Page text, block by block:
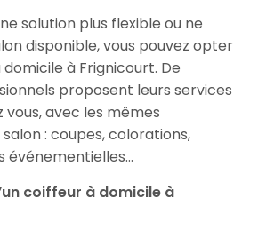
solution plus flexible ou ne
disponible, vous pouvez opter
à Frignicourt. De
proposent leurs services
avec les mêmes
: coupes, colorations,
événementielles…
coiffeur à domicile à